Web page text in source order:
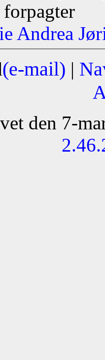
forpagter
Andrea
(e-mail) |
den 7-